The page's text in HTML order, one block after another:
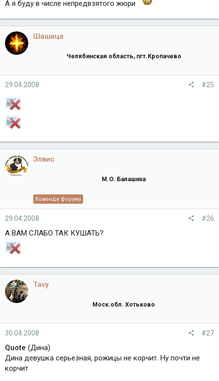
А я буду в числе непредвзятого жюри
Шашица
Челябинская область, пгт.Кропачево
29.04.2008 #25
Элвис
М.О. Балашиха
Команда форума
29.04.2008 #26
А ВАМ СЛАБО ТАК КУШАТЬ?
Tavy
Моск.обл. Хотьково
30.04.2008 #27
Quote (Дина)
Дина девушка серьезная, рожицы не корчит. Ну почти не
корчит